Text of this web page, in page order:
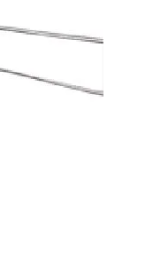
・防鳥ネット
（イノシシ・
食害防止材